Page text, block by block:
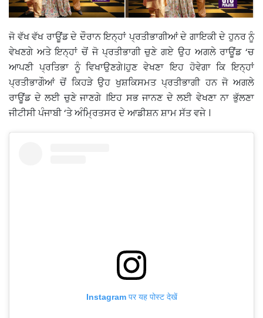
ਜੋ ਵੱਖ ਵੱਖ ਰਾਊਂਡ ਦੇ ਦੌਰਾਨ ਇਨ੍ਹਾਂ ਪ੍ਰਤੀਭਾਗੀਆਂ ਦੇ ਗਾਇਕੀ ਦੇ ਹੁਨਰ ਨੂੰ
ਵੇਖਣਗੇ ਅਤੇ ਇਨ੍ਹਾਂ ਚੋਂ ਜੋ ਪ੍ਰਤੀਭਾਗੀ ਚੁਣੇ ਗਏ ਉਹ ਅਗਲੇ ਰਾਊਂਡ ‘ਚ
ਆਪਣੀ ਪ੍ਰਤਿਭਾ ਨੂੰ ਵਿਖਾਉਣਗੇ।ਹੁਣ ਵੇਖਣਾ ਇਹ ਹੋਵੇਗਾ ਕਿ ਇਨ੍ਹਾਂ
ਪ੍ਰਤੀਭਾਗੌਆਂ ਚੋਂ ਕਿਹੜੇ ਉਹ ਖੁਸ਼ਕਿਸਮਤ ਪ੍ਰਤੀਭਾਗੀ ਹਨ ਜੋ ਅਗਲੇ
ਰਾਊਂਡ ਦੇ ਲਈ ਚੁਣੇ ਜਾਣਗੇ ।ਇਹ ਸਭ ਜਾਨਣ ਦੇ ਲਈ ਵੇਖਣਾ ਨਾ ਭੁੱਲਣਾ
ਜੀਟੀਸੀ ਪੰਜਾਬੀ ‘ਤੇ ਅੰਮ੍ਰਿਤਸਰ ਦੇ ਆਡੀਸ਼ਨ ਸ਼ਾਮ ਸੱਤ ਵਜੇ ।
Instagram पर यह पोस्ट देखें